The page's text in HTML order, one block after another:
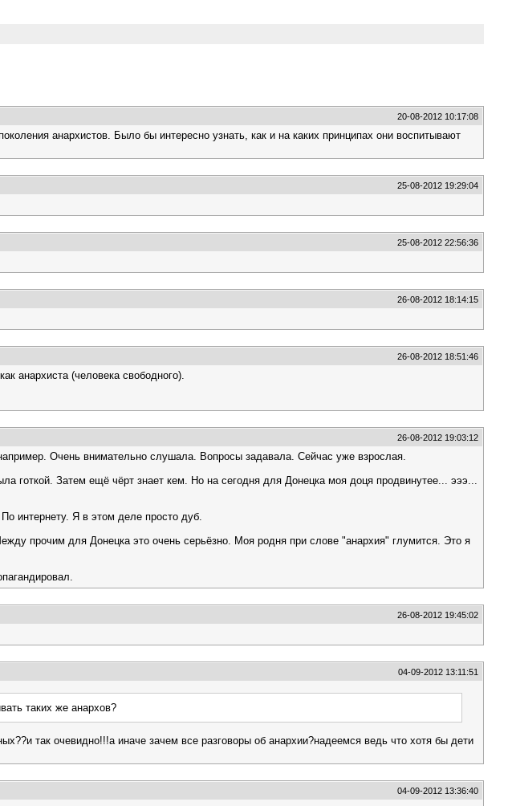
20-08-2012 10:17:08
анархистов. Было бы интересно узнать, как и на каких принципах они воспитывают
25-08-2012 19:29:04
25-08-2012 22:56:36
26-08-2012 18:14:15
26-08-2012 18:51:46
анархиста (человека свободного).
26-08-2012 19:03:12
Очень внимательно слушала. Вопросы задавала. Сейчас уже взрослая.
готкой. Затем ещё чёрт знает кем. Но на сегодня для Донецка моя доця продвинутее... эээ...
интернету. Я в этом деле просто дуб.
прочим для Донецка это очень серьёзно. Моя родня при слове "анархия" глумится. Это я
26-08-2012 19:45:02
04-09-2012 13:11:51
таких же анархов?
так очевидно!!!а иначе зачем все разговоры об анархии?надеемся ведь что хотя бы дети
04-09-2012 13:36:40